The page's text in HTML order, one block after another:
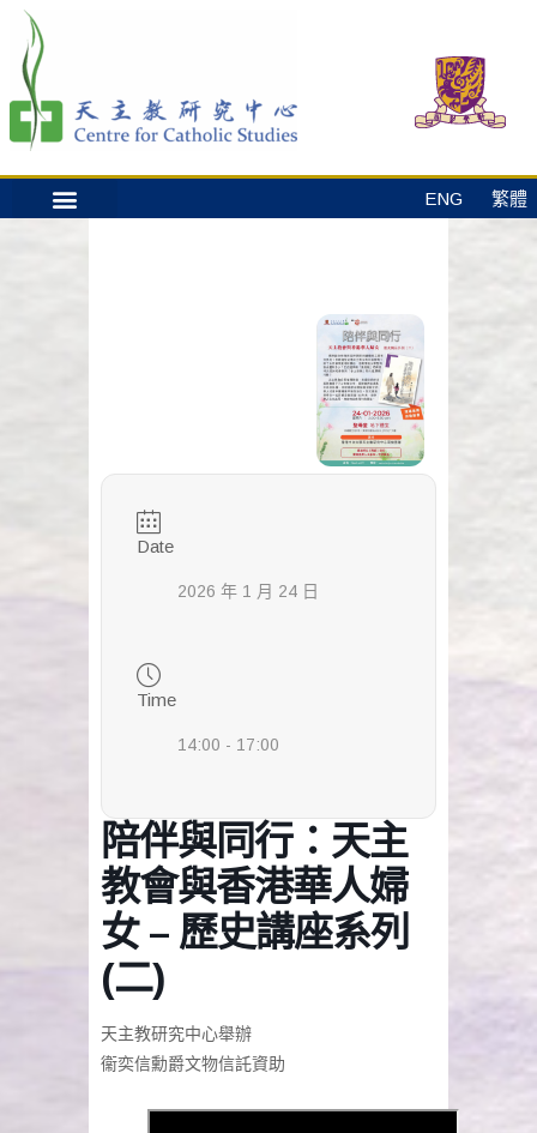
ENG 繁體
Date
2026 年 1 月 24 日
Time
14:00 - 17:00
陪伴與同行：天主
教會與香港華人婦
女 – 歷史講座系列
(二)
天主教研究中心舉辦
衞奕信勳爵文物信託資助